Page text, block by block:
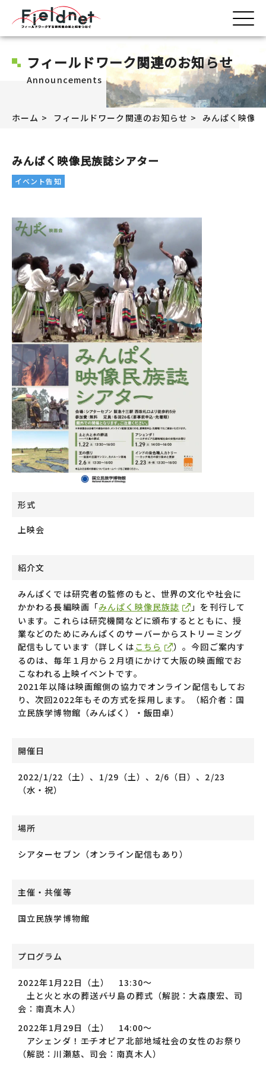
フィールドワーク関連のお知らせ
Announcements
ホーム フィールドワーク関連のお知らせ みんぱく映像
みんぱく映像民族誌シアター
イベント告知
形式
上映会
紹介文
みんぱくでは研究者の監修のもと、世界の文化や社会に
かかわる長編映画「みんぱく映像民族誌
」を刊行して
います。これらは研究機関などに頒布するとともに、授
業などのためにみんぱくのサーバーからストリーミング
配信もしています（詳しくは こちら
）。今回ご案内す
るのは、毎年１月から２月頃にかけて大阪の映画館でお
こなわれる上映イベントです。
2021年以降は映画館側の協力でオンライン配信もしてお
り、次回2022年もその方式を採用します。（紹介者：国
立民族学博物館（みんぱく）・飯田卓）
開催日
2022/1/22 （土）、 1/29 （土）、 2/6 （日）、 2/23
（水・祝）
場所
シアターセブン（オンライン配信もあり）
主催・共催等
国立民族学博物館
プログラム
2022年1月 22日（土） 13:30～
土と火と水の葬送――バリ島の葬式（解説：大森康宏、司
会：南真木人）
2022年1月 29日（土） 14:00～
アシェンダ！――エチオピア北部地域社会の女性のお祭り
（解説：川瀬慈、司会：南真木人）